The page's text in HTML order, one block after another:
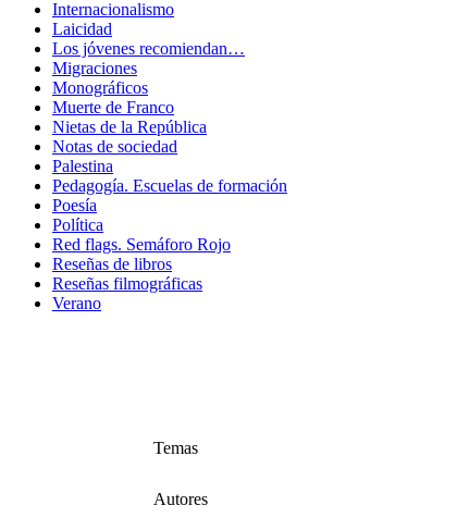
Internacionalismo
Laicidad
Los jóvenes recomiendan…
Migraciones
Monográficos
Muerte de Franco
Nietas de la República
Notas de sociedad
Palestina
Pedagogía. Escuelas de formación
Poesía
Política
Red flags. Semáforo Rojo
Reseñas de libros
Reseñas filmográficas
Verano
Temas
Autores